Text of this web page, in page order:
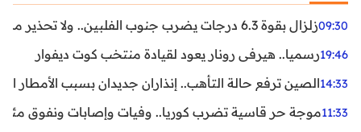
09:30زلزال بقوة 6.3 درجات يضرب جنوب الفلبين.. ولا تحذير من تسونامي حتى الآن
19:46رسميا.. هيرفي رونار يعود لقيادة منتخب كوت ديفوار
14:33الصين ترفع حالة التأهب.. إنذاران جديدان بسبب الأمطار
11:33موجة حر قاسية تضرب كوريا.. وفيات وإصابات ونفوق مئات